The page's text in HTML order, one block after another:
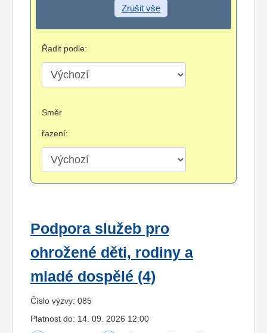
Zrušit vše
Řadit podle:
Směr
řazení:
Podpora služeb pro
ohrožené děti, rodiny a
mladé dospělé (4)
Číslo výzvy: 085
Platnost do: 14. 09. 2026 12:00